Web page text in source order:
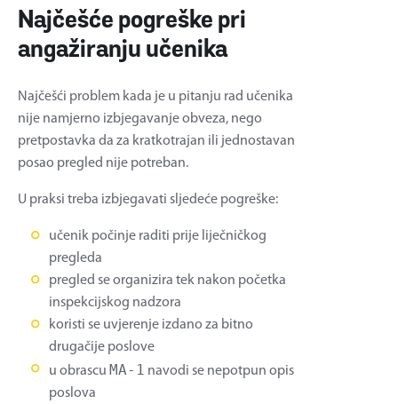
Najčešće pogreške pri
angažiranju učenika
Najčešći problem kada je u pitanju rad učenika
nije namjerno izbjegavanje obveza, nego
pretpostavka da za kratkotrajan ili jednostavan
posao pregled nije potreban.
U praksi treba izbjegavati sljedeće pogreške:
učenik počinje raditi prije liječničkog
pregleda
pregled se organizira tek nakon početka
inspekcijskog nadzora
koristi se uvjerenje izdano za bitno
drugačije poslove
u obrascu MA-1 navodi se nepotpun opis
poslova